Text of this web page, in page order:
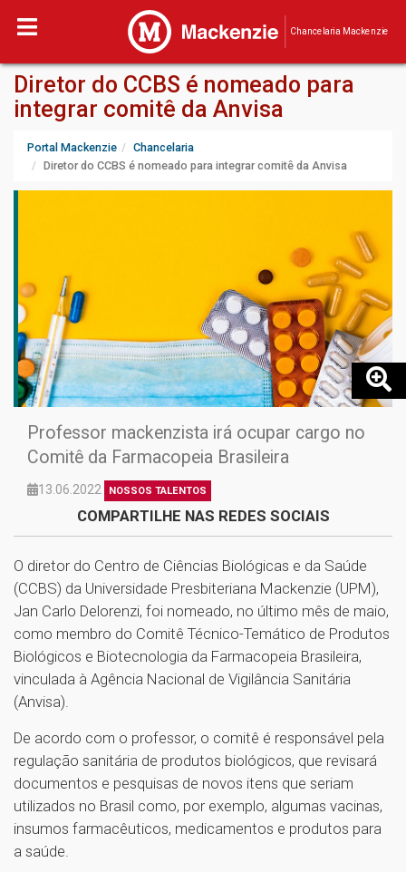
Chancelaria Mackenzie
Diretor do CCBS é nomeado para
integrar comitê da Anvisa
Portal Mackenzie
Chancelaria
Diretor do CCBS é nomeado para integrar comitê da Anvisa
Professor mackenzista irá ocupar cargo no
Comitê da Farmacopeia Brasileira
13.06.2022 NOSSOS TALENTOS
COMPARTILHE NAS REDES SOCIAIS
O diretor do Centro de Ciências Biológicas e da Saúde
(CCBS) da Universidade Presbiteriana Mackenzie (UPM),
Jan Carlo Delorenzi, foi nomeado, no último mês de maio,
como membro do Comitê Técnico-Temático de Produtos
Biológicos e Biotecnologia da Farmacopeia Brasileira,
vinculada à Agência Nacional de Vigilância Sanitária
(Anvisa).
De acordo com o professor, o comitê é responsável pela
regulação sanitária de produtos biológicos, que revisará
documentos e pesquisas de novos itens que seriam
utilizados no Brasil como, por exemplo, algumas vacinas,
insumos farmacêuticos, medicamentos e produtos para
a saúde.